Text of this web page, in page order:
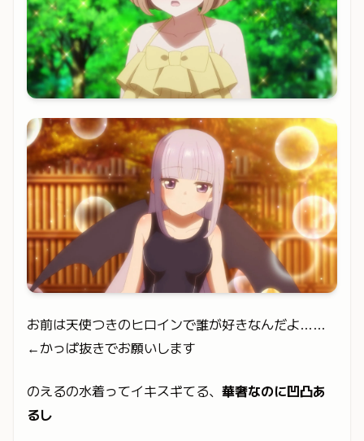
お前は天使つきのヒロインで誰が好きなんだよ……
←かっぱ抜きでお願いします
のえるの水着ってイキスギてる、 華奢なのに凹凸あ
るし